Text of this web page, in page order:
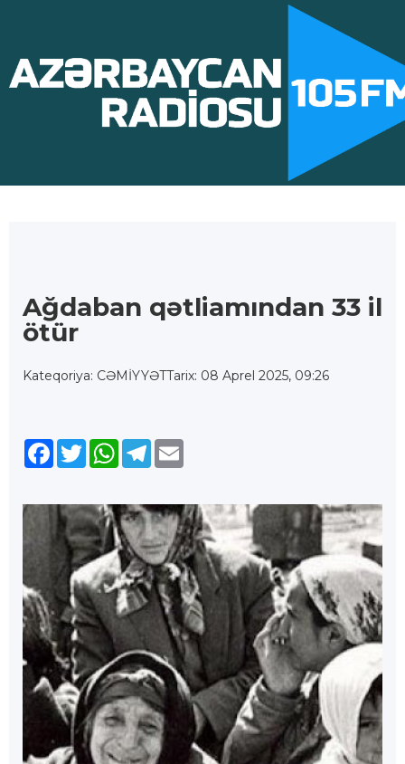
Ağdaban qətliamından 33 il
ötür
Kateqoriya: CƏMİYYƏTTarix: 08 Aprel 2025, 09:26
Facebook
TwitterWhatsApp
Telegram